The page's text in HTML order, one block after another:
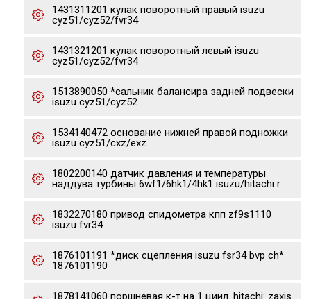
1431311201 кулак поворотный правый isuzu
cyz51/cyz52/fvr34
1431321201 кулак поворотный левый isuzu
cyz51/cyz52/fvr34
1513890050 *сальник балансира задней подвески
isuzu cyz51/cyz52
1534140472 основание нижней правой подножки
isuzu cyz51/cxz/exz
1802200140 датчик давления и температуры
наддува турбины 6wf1/6hk1/4hk1 isuzu/hitachi r
1832270180 привод спидометра кпп zf9s1110
isuzu fvr34
1876101191 *диск сцепления isuzu fsr34 bvp ch*
1876101190
1878141060 поршневая к-т на 1 циил. hitachi: zaxis